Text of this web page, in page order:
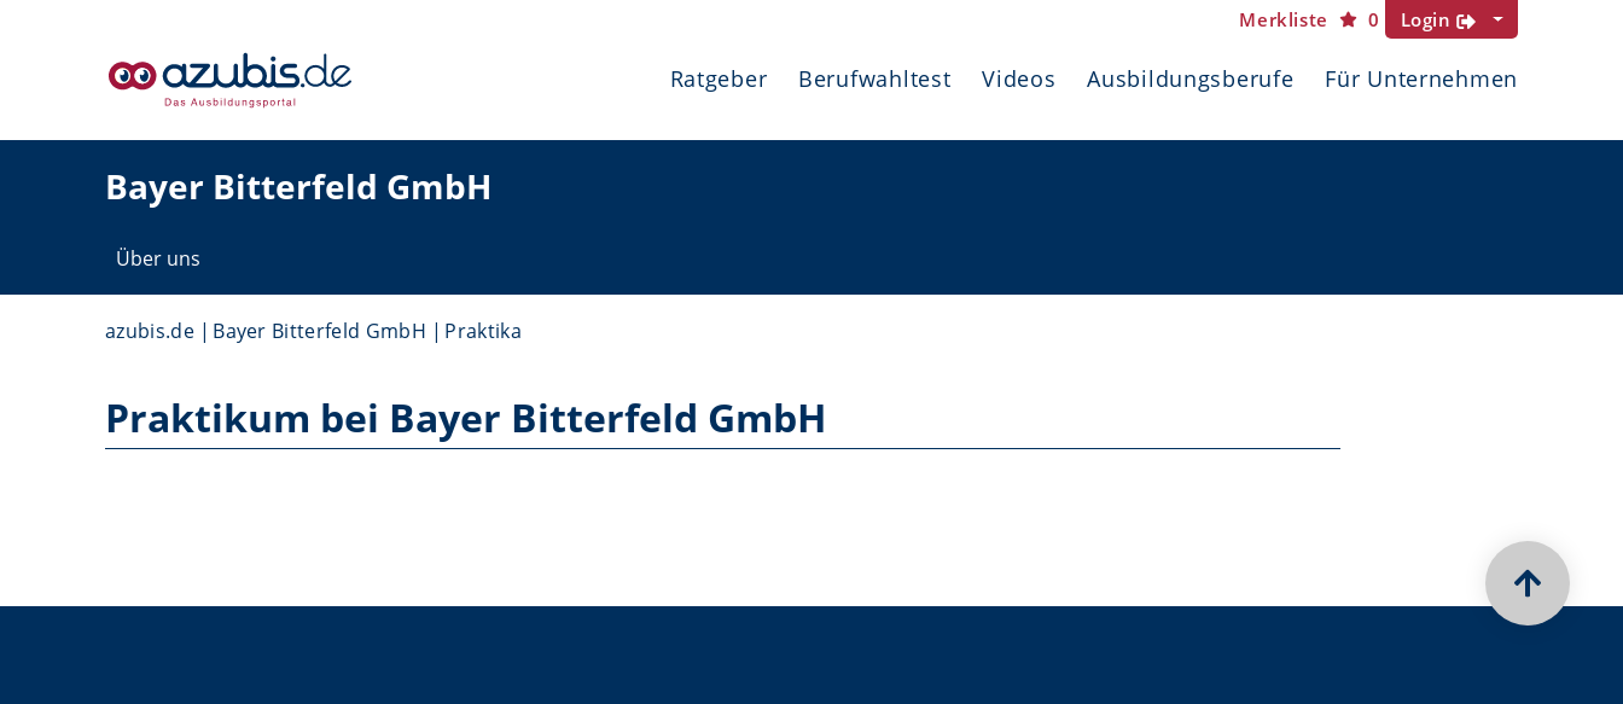
Merkliste 0 Login
Ratgeber Berufwahltest Videos Ausbildungsberufe Für Unternehmen
Bayer Bitterfeld GmbH
Über uns
azubis.de Bayer Bitterfeld GmbH Praktika
Praktikum bei Bayer Bitterfeld GmbH